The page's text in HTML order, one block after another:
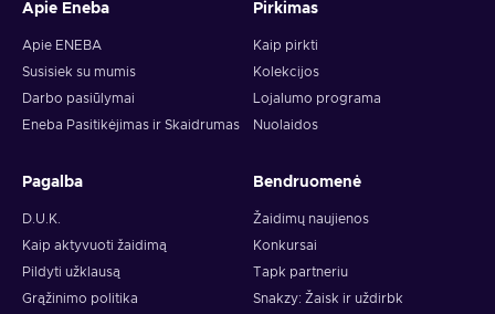
Apie Eneba
Apie ENEBA
Susisiek su mumis
Darbo pasiūlymai
Eneba Pasitikėjimas ir Skaidrumas
Pirkimas
Kaip pirkti
Kolekcijos
Lojalumo programa
Nuolaidos
Pagalba
D.U.K.
Kaip aktyvuoti žaidimą
Pildyti užklausą
Grąžinimo politika
Bendruomenė
Žaidimų naujienos
Konkursai
Tapk partneriu
Snakzy: Žaisk ir uždirbk